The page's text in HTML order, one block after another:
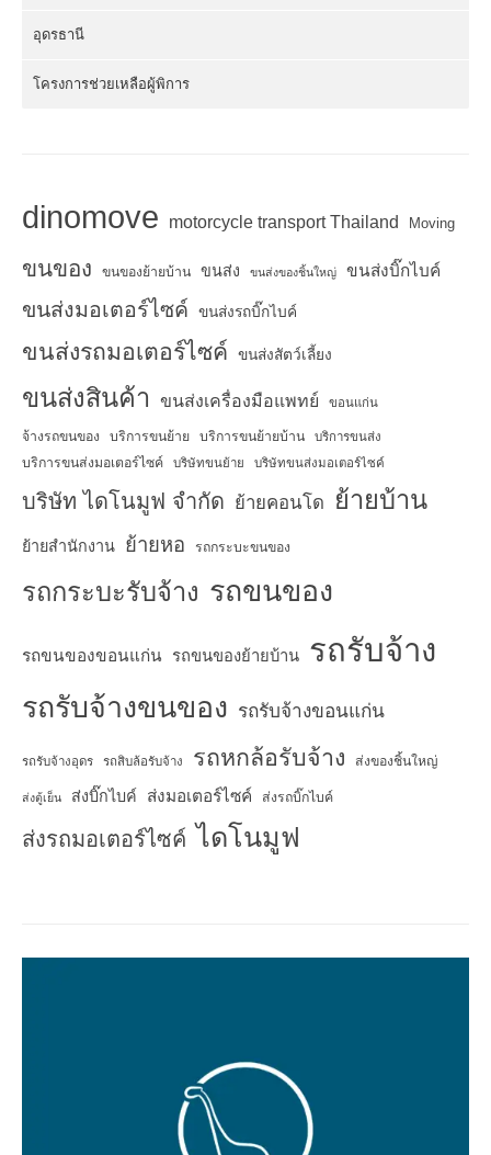
อุดรธานี
โครงการช่วยเหลือผู้พิการ
dinomove motorcycle transport Thailand Moving
ขนของ ขนของย้ายบ้าน ขนส่ง ขนส่งของชิ้นใหญ่ ขนส่งบิ๊กไบค์
ขนส่งมอเตอร์ไซค์ ขนส่งรถบิ๊กไบค์
ขนส่งรถมอเตอร์ไซค์ ขนส่งสัตว์เลี้ยง
ขนส่งสินค้า ขนส่งเครื่องมือแพทย์ ขอนแก่น
จ้างรถขนของ บริการขนย้าย บริการขนย้ายบ้าน บริการขนส่ง
บริการขนส่งมอเตอร์ไซค์ บริษัทขนย้าย บริษัทขนส่งมอเตอร์ไซค์
บริษัท ไดโนมูฟ จำกัด ย้ายคอนโด ย้ายบ้าน
ย้ายสำนักงาน ย้ายหอ รถกระบะขนของ
รถกระบะรับจ้าง รถขนของ
รถขนของขอนแก่น รถขนของย้ายบ้าน รถรับจ้าง
รถรับจ้างขนของ รถรับจ้างขอนแก่น
รถรับจ้างอุดร รถสิบล้อรับจ้าง รถหกล้อรับจ้าง ส่งของชิ้นใหญ่
ส่งตู้เย็น ส่งบิ๊กไบค์ ส่งมอเตอร์ไซค์ ส่งรถบิ๊กไบค์
ส่งรถมอเตอร์ไซค์ ไดโนมูฟ